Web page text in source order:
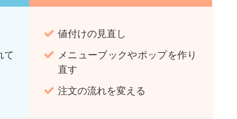
て
値付けの見直し
メニューブックやポップを作り
直す
注文の流れを変える